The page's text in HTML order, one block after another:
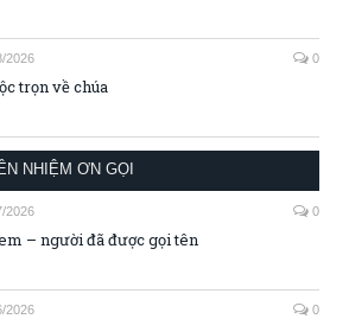
2026 0
trọn về chúa
NHIỆM ƠN GỌI
2026 0
– người đã được gọi tên
2026 0